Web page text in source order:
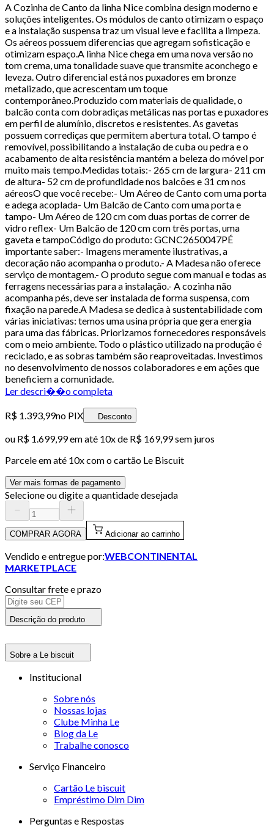
A Cozinha de Canto da linha Nice combina design moderno e
soluções inteligentes. Os módulos de canto otimizam o espaço
e a instalação suspensa traz um visual leve e facilita a limpeza.
Os aéreos possuem diferencias que agregam sofisticação e
otimizam espaço.A linha Nice chega em uma nova versão no
tom crema, uma tonalidade suave que transmite aconchego e
leveza. Outro diferencial está nos puxadores em bronze
metalizado, que acrescentam um toque
contemporâneo.Produzido com materiais de qualidade, o
balcão conta com dobradiças metálicas nas portas e puxadores
em perfil de alumínio, discretos e resistentes. As gavetas
possuem corrediças que permitem abertura total. O tampo é
removível, possibilitando a instalação de cuba ou pedra e o
acabamento de alta resistência mantém a beleza do móvel por
muito mais tempo.Medidas totais:- 265 cm de largura- 211 cm
de altura- 52 cm de profundidade nos balcões e 31 cm nos
aéreosO que você recebe:- Um Aéreo de Canto com uma porta
e adega acoplada- Um Balcão de Canto com uma porta e
tampo- Um Aéreo de 120 cm com duas portas de correr de
vidro reflex- Um Balcão de 120 cm com três portas, uma
gaveta e tampoCódigo do produto: GCNC2650047PÉ
importante saber:- Imagens meramente ilustrativas, a
decoração não acompanha o produto.- A Madesa não oferece
serviço de montagem.- O produto segue com manual e todas as
ferragens necessárias para a instalação.- A cozinha não
acompanha pés, deve ser instalada de forma suspensa, com
fixação na parede.A Madesa se dedica à sustentabilidade com
várias iniciativas: temos uma usina própria que gera energia
para uma das fábricas. Priorizamos fornecedores responsáveis
com o meio ambiente. Todo o plástico utilizado na produção é
reciclado, e as sobras também são reaproveitadas. Investimos
no desenvolvimento de nossos colaboradores e em ações que
beneficiem a comunidade.
Ler descri��o completa
R$ 1.393,99no PIX Desconto
ou R$ 1.699,99em até 10x de R$ 169,99 sem juros
Parcele em até 10x com o cartão Le Biscuit
Ver mais formas de pagamento
Selecione ou digite a quantidade desejada
COMPRAR AGORA Adicionar ao carrinho
Vendido e entregue por:WEBCONTINENTAL
MARKETPLACE
Consultar frete e prazo
Descrição do produto
Sobre a Le biscuit
Institucional
Sobre nós
Nossas lojas
Clube Minha Le
Blog da Le
Trabalhe conosco
Serviço Financeiro
Cartão Le biscuit
Empréstimo Dim Dim
Perguntas e Respostas